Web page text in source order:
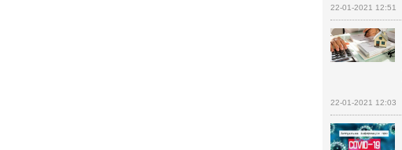
22-01-2021 12:51
22-01-2021 12:03